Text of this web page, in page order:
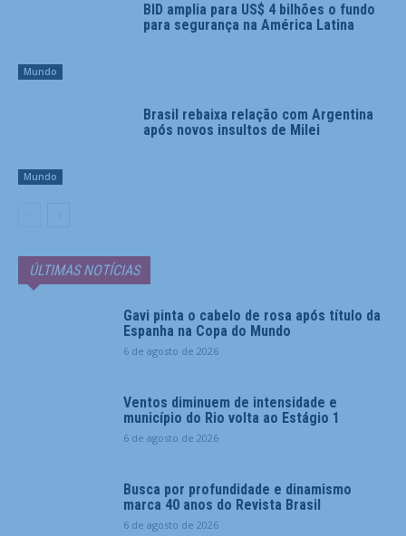
Mundo
BID amplia para US$ 4 bilhões o fundo
para segurança na América Latina
Mundo
Brasil rebaixa relação com Argentina
após novos insultos de Milei
ÚLTIMAS NOTÍCIAS
Gavi pinta o cabelo de rosa após título da
Espanha na Copa do Mundo
6 de agosto de 2026
Ventos diminuem de intensidade e
município do Rio volta ao Estágio 1
6 de agosto de 2026
Busca por profundidade e dinamismo
marca 40 anos do Revista Brasil
6 de agosto de 2026